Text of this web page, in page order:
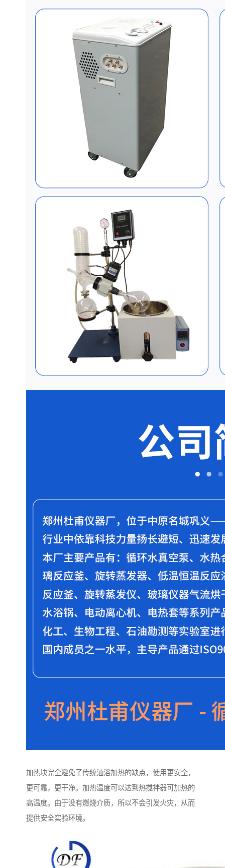
加热块完全避免了传统油浴加热的缺点，使用更安全，
更可靠，更干净。加热温度可以达到热搅拌器可加热的
高温度。由于没有燃烧介质，所以不会引发火灾，从而
提供安全实验环境。